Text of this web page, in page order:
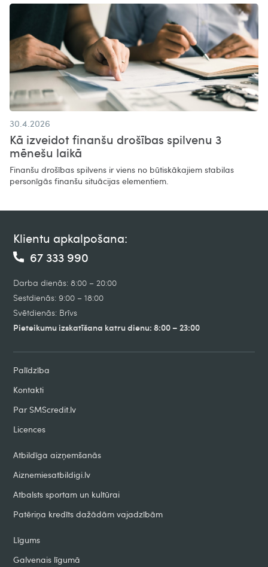
30.4.2026
Kā izveidot finanšu drošības spilvenu 3
mēnešu laikā
Finanšu drošības spilvens ir viens no būtiskākajiem stabilas
personīgās finanšu situācijas elementiem.
Klientu apkalpošana:
67 333 990
Darba dienās: 8:00 – 20:00
Sestdienās: 9:00 – 18:00
Svētdienās: Brīvs
Pieteikumu izskatīšana katru dienu: 8:00 – 23:00
Palīdzība
Kontakti
Par SMScredit.lv
Licences
Atbildīga aizņemšanās
Aiznemiesatbildigi.lv
Atbalsts sportam un kultūrai
Patēriņa kredīts dažādām vajadzībām
Līgums
Galvenais līgumā